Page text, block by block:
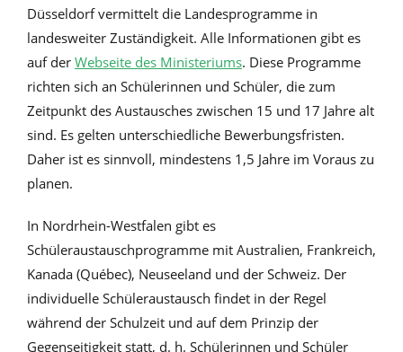
Düsseldorf vermittelt die Landesprogramme in
landesweiter Zuständigkeit. Alle Informationen gibt es
auf der Webseite des Ministeriums. Diese Programme
richten sich an Schülerinnen und Schüler, die zum
Zeitpunkt des Austausches zwischen 15 und 17 Jahre alt
sind. Es gelten unterschiedliche Bewerbungsfristen.
Daher ist es sinnvoll, mindestens 1,5 Jahre im Voraus zu
planen.
In Nordrhein-Westfalen gibt es
Schüleraustauschprogramme mit Australien, Frankreich,
Kanada (Québec), Neuseeland und der Schweiz. Der
individuelle Schüleraustausch findet in der Regel
während der Schulzeit und auf dem Prinzip der
Gegenseitigkeit statt, d. h. Schülerinnen und Schüler